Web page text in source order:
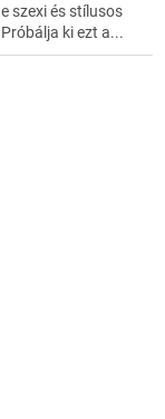
S
szexi és stílusos
ki ezt a...